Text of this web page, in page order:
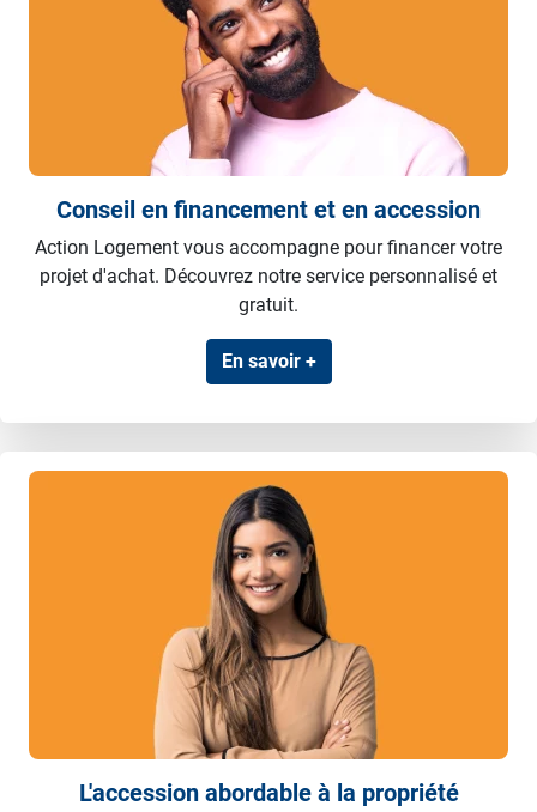
Conseil en financement et en accession
Action Logement vous accompagne pour financer votre
projet d'achat. Découvrez notre service personnalisé et
gratuit.
En savoir +
L'accession abordable à la propriété